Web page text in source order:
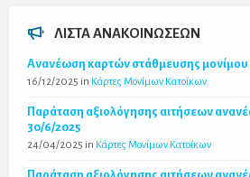
ΛΊΣΤΑ ΑΝΑΚΟΙΝΏΣΕΩΝ
Ανανέωση καρτών στάθμευσης μονίμου
16/12/2025 in Κάρτες Μονίμων Κατοίκων
Παράταση αξιολόγησης αιτήσεων
30/6/2025
24/04/2025 in Κάρτες Μονίμων Κατοίκων